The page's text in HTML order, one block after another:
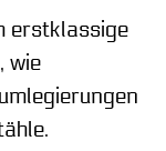
erstklassige
wie